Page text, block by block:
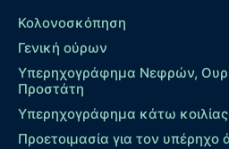
Κολονοσκόπηση
Γενική ούρων
Υπερηχογράφημα Νεφρών,
Προστάτη
Υπερηχογράφημα κάτω κοιλίας
Προετοιμασία για τον υπέρηχο